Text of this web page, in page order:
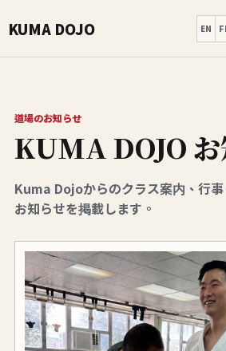
KUMA DOJO EN
道場のお知らせ
KUMA DOJO
Kuma Dojoからのクラス案内、行
お知らせを掲載します。